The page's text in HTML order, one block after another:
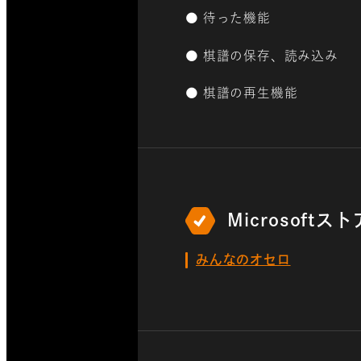
● 待った機能
● 棋譜の保存、読み込み
● 棋譜の再生機能
Microsoftスト
みんなのオセロ